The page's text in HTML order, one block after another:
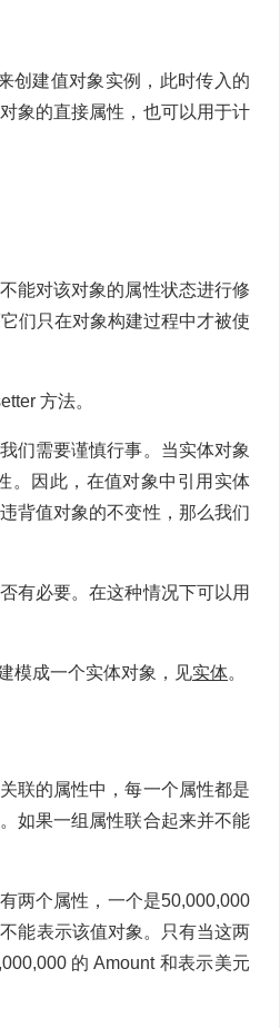
建值对象实例，此时传入的
象的直接属性，也可以用于计
能对该对象的属性状态进行修
们只在对象构建过程中才被使
方法。
们需要谨慎行事。当实体对象
。因此，在值对象中引用实体
背值对象的不变性，那么我们
必要。在这种情况下可以用
模成一个实体对象，见实体。
联的属性中，每一个属性都是
如果一组属性联合起来并不能
两个属性，一个是50,000,000
能表示该值对象。只有当这两
的 Amount 和表示美元